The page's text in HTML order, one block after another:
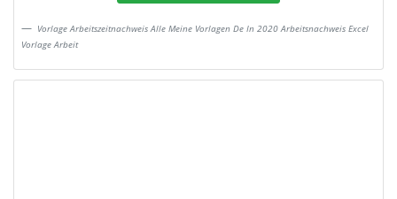
Vorlage Arbeitszeitnachweis Alle Meine Vorlagen De In 2020 Arbeitsnachweis Excel
Vorlage Arbeit